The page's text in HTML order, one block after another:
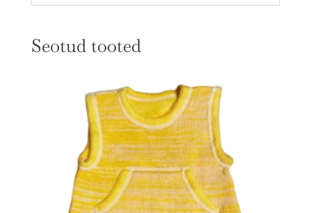
Seotud tooted